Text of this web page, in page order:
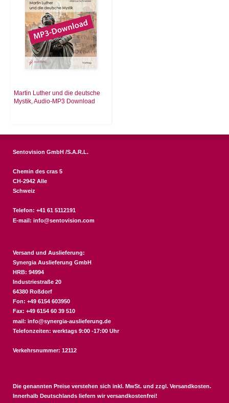
Martin Luther und die deutsche
Mystik, Audio-MP3 Download
Sentovision GmbH /S.A.R.L.
Chemin des cras 5
CH-2942 Alle
Schweiz
Telefon: +41 61 5112191
E-mail: info@sentovision.com
Versand und Auslieferung:
Synergia Auslieferung GmbH
HRB: 94994
Industriestraße 20
64380 Roßdorf
Fon: +49 6154 603950
Fax: +49 6154 60 39 510
mail: info@synergia-auslieferung.de
Telefonzeiten: werktags 9:00 -17:00 Uhr
Verkehrsnummer: 12112
Die genannten Preise verstehen sich inkl. MwSt. und zzgl. Versandkosten.
Innerhalb Deutschlands liefern wir versandkostenfrei!